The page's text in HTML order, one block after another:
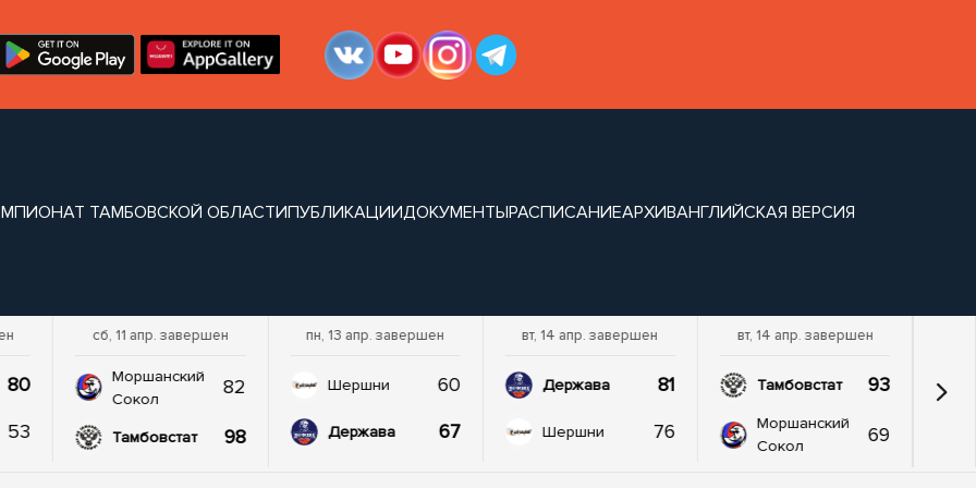
ТАМБОВСКОЙ ОБЛАСТИПУБЛИКАЦИИДОКУМЕНТЫРАСПИСАНИЕАРХИВАНГЛИЙСКАЯ ВЕРСИЯ
80
53
сб, 11 апр. завершен
Моршанский
Сокол
82
Тамбовстат 98
пн, 13 апр. завершен
Шершни 60
Держава 67
вт, 14 апр. завершен
Держава 81
Шершни 76
вт, 14 апр. завершен
Тамбовстат 93
Моршанский
Сокол
69